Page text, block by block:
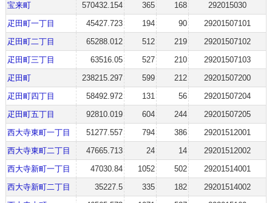
宝来町
570432.154 365 168
292015030
疋田町一丁目
45427.723 194 90
29201507101
疋田町二丁目
65288.012 512 219
29201507102
疋田町三丁目
63516.05 527 210
29201507103
疋田町
238215.297 599 212
29201507200
疋田町四丁目
58492.972 131 56
29201507204
疋田町五丁目
92810.019 604 244
29201507205
西大寺東町一丁目
51277.557 794 386
29201512001
西大寺東町二丁目
47665.713 24 14
29201512002
西大寺新町一丁目
47030.84 1052 502
29201514001
西大寺新町二丁目
35227.5 335 182
29201514002